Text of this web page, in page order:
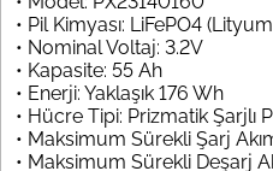
• Pil Kimyası: LiFePO4
• Nominal Voltaj: 3.2V
• Kapasite: 55 Ah
• Enerji: Yaklaşık 176 Wh
• Hücre Tipi: Prizmatik Şarjlı
• Maksimum Sürekli Şarj
• Maksimum Sürekli Deşarj